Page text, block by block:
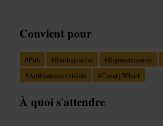
Convient pour
#Pub #Bardequartier #Repasentreamis
#Ambianceconviviale #CanaryWharf
À quoi s'attendre